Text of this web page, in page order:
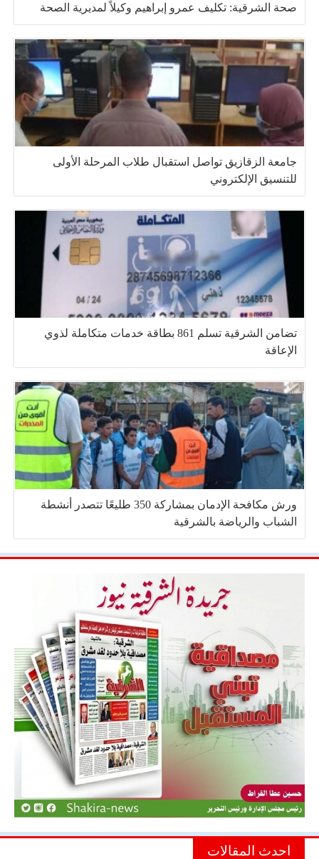
صحة الشرقية: تكليف عمرو إبراهيم وكيلاً لمديرية الصحة
جامعة الزقازيق تواصل استقبال طلاب المرحلة الأولى
للتنسيق الإلكتروني
تضامن الشرقية تسلم 861 بطاقة خدمات متكاملة لذوي
الإعاقة
ورش مكافحة الإدمان بمشاركة 350 طليعًا تتصدر أنشطة
الشباب والرياضة بالشرقية
احدث المقالات